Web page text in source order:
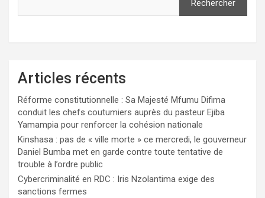
Rechercher
Articles récents
Réforme constitutionnelle : Sa Majesté Mfumu Difima
conduit les chefs coutumiers auprès du pasteur Ejiba
Yamampia pour renforcer la cohésion nationale
Kinshasa : pas de « ville morte » ce mercredi, le gouverneur
Daniel Bumba met en garde contre toute tentative de
trouble à l’ordre public
Cybercriminalité en RDC : Iris Nzolantima exige des
sanctions fermes